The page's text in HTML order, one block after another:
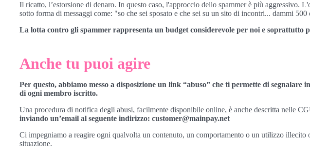
Il ricatto, l’estorsione di denaro. In questo caso, l'approccio dello spammer è più aggressivo.
sotto forma di messaggi come: "so che sei sposato e che sei su un sito di incontri... dammi 500
La lotta contro gli spammer rappresenta un budget considerevole per noi e
Anche tu puoi agire
Per questo, abbiamo messo a disposizione un link “abuso” che ti permette di
di ogni membro iscritto.
Una procedura di notifica degli abusi, facilmente disponibile online, è anche descritta nelle
inviando un’email al seguente indirizzo: customer@mainpay.net
Ci impegniamo a reagire ogni qualvolta un contenuto, un comportamento o un utilizzo
situazione.